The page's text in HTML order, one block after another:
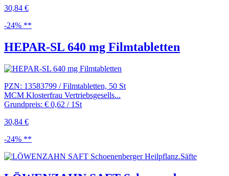
30,84 €
-24% **
HEPAR-SL 640 mg Filmtabletten
PZN: 13583799 / Filmtabletten, 50 St
MCM Klosterfrau Vertriebsgesells...
Grundpreis: € 0,62 / 1St
30,84 €
-24% **